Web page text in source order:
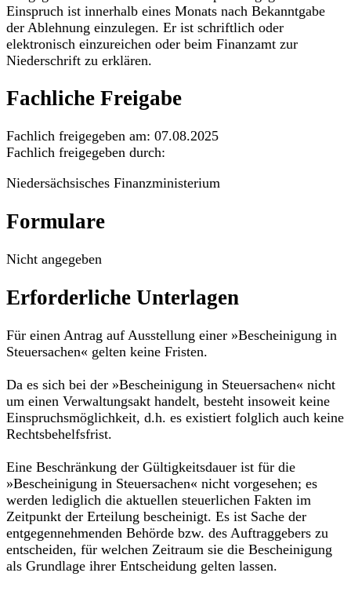
Einspruch ist innerhalb eines Monats nach Bekanntgabe
der Ablehnung einzulegen. Er ist schriftlich oder
elektronisch einzureichen oder beim Finanzamt zur
Niederschrift zu erklären.
Fachliche Freigabe
Fachlich freigegeben am: 07.08.2025
Fachlich freigegeben durch:
Niedersächsisches Finanzministerium
Formulare
Nicht angegeben
Erforderliche Unterlagen
Für einen Antrag auf Ausstellung einer »Bescheinigung in
Steuersachen« gelten keine Fristen.
Da es sich bei der »Bescheinigung in Steuersachen« nicht
um einen Verwaltungsakt handelt, besteht insoweit keine
Einspruchsmöglichkeit, d.h. es existiert folglich auch keine
Rechtsbehelfsfrist.
Eine Beschränkung der Gültigkeitsdauer ist für die
»Bescheinigung in Steuersachen« nicht vorgesehen; es
werden lediglich die aktuellen steuerlichen Fakten im
Zeitpunkt der Erteilung bescheinigt. Es ist Sache der
entgegennehmenden Behörde bzw. des Auftraggebers zu
entscheiden, für welchen Zeitraum sie die Bescheinigung
als Grundlage ihrer Entscheidung gelten lassen.